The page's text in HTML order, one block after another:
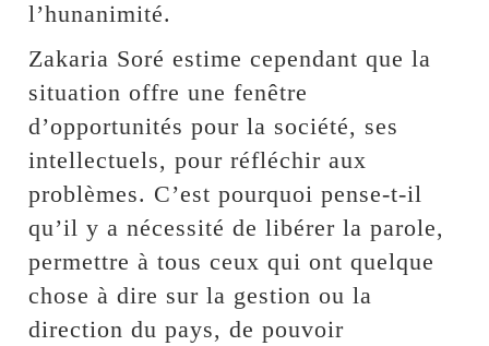
l’hunanimité.
Zakaria Soré estime cependant que la
situation offre une fenêtre
d’opportunités pour la société, ses
intellectuels, pour réfléchir aux
problèmes. C’est pourquoi pense-t-il
qu’il y a nécessité de libérer la parole,
permettre à tous ceux qui ont quelque
chose à dire sur la gestion ou la
direction du pays, de pouvoir